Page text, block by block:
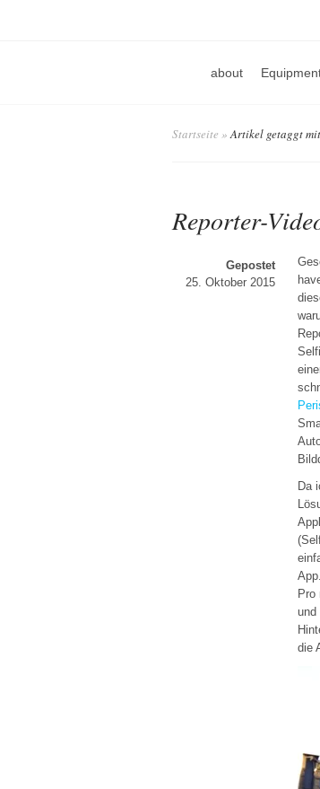
about
Startseite »Artikel getaggt mit
Reporter-
Gepostet
25. Oktober 2015
Da
Pro
und
die